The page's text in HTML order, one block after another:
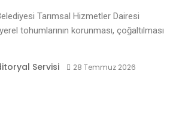
Tarımsal Hizmetler Dairesi
tohumlarının korunması, çoğaltılması
Servisi 28 Temmuz 2026